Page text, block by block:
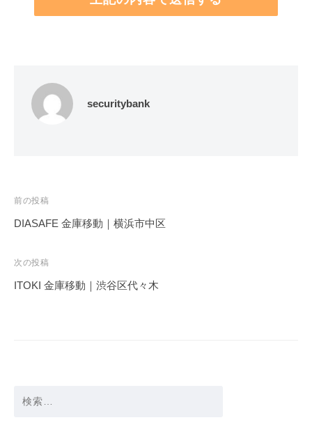
securitybank
投
稿
ビ
ゲ
前の投稿
DIASAFE 金庫移動｜横浜市中区
次の投稿
ITOKI 金庫移動｜渋谷区代々木